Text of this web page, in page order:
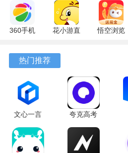
360手机
10.13.27
最新版
花小游直
17.9.56
悟空浏览
热门推荐
文心一言
4.0
5.16.0.10
最新版
夸克高考
10.14.6.1121
最新版